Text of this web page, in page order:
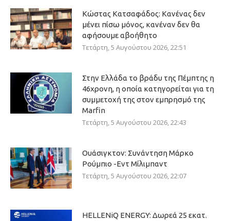
Κώστας Κατσαφάδος: Κανένας δεν
μένει πίσω μόνος, κανέναν δεν θα
αφήσουμε αβοήθητο
Τετάρτη, 5 Αυγούστου 2026, 22:51
Στην Ελλάδα το βράδυ της Πέμπτης η
46χρονη, η οποία κατηγορείται για τη
συμμετοχή της στον εμπρησμό της
Marfin
Τετάρτη, 5 Αυγούστου 2026, 22:43
Ουάσιγκτον: Συνάντηση Μάρκο
Ρούμπιο -Εντ Μίλιμπαντ
Τετάρτη, 5 Αυγούστου 2026, 22:07
HELLENiQ ENERGY: Δωρεά 25 εκατ.